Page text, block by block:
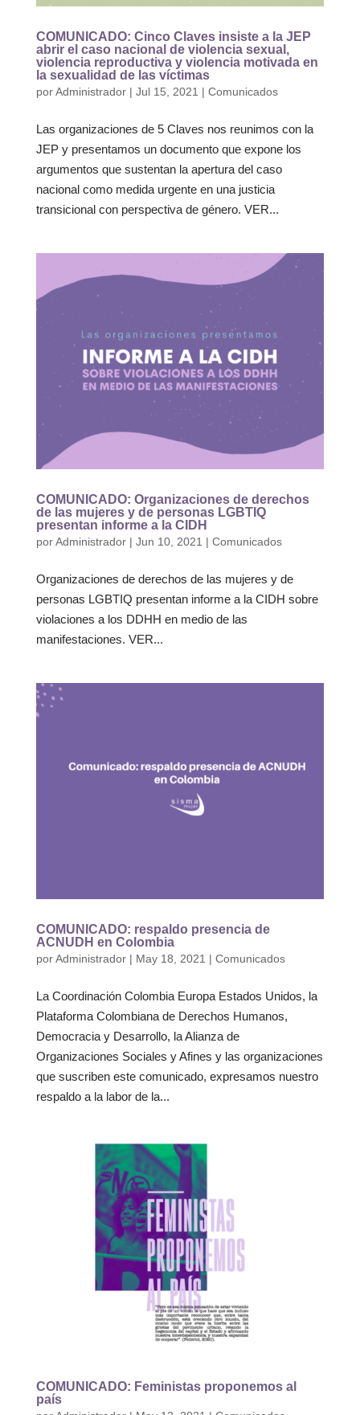
COMUNICADO: Cinco Claves insiste a la JEP
abrir el caso nacional de violencia sexual,
violencia reproductiva y violencia motivada en
la sexualidad de las víctimas
porAdministrador| Jul 15, 2021 | Comunicados
Las organizaciones de 5 Claves nos reunimos con la
JEP y presentamos un documento que expone los
argumentos que sustentan la apertura del caso
nacional como medida urgente en una justicia
transicional con perspectiva de género. VER...
COMUNICADO: Organizaciones de derechos
de las mujeres y de personas LGBTIQ
presentan informe a la CIDH
porAdministrador| Jun 10, 2021 | Comunicados
Organizaciones de derechos de las mujeres y de
personas LGBTIQ presentan informe a la CIDH sobre
violaciones a los DDHH en medio de las
manifestaciones. VER...
COMUNICADO: respaldo presencia de
ACNUDH en Colombia
porAdministrador| May 18, 2021 | Comunicados
La Coordinación Colombia Europa Estados Unidos, la
Plataforma Colombiana de Derechos Humanos,
Democracia y Desarrollo, la Alianza de
Organizaciones Sociales y Afines y las organizaciones
que suscriben este comunicado, expresamos nuestro
respaldo a la labor de la...
COMUNICADO: Feministas proponemos al
país